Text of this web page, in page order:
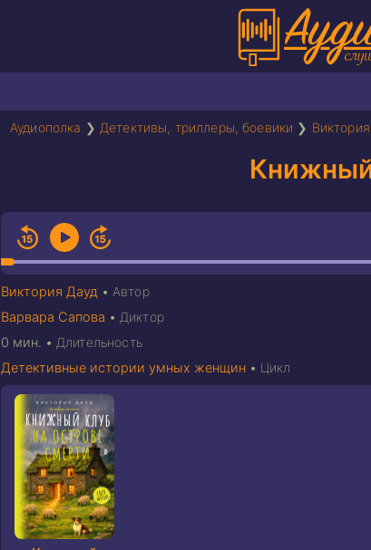
Аудиополка ❯ Детективы, триллеры, боевики ❯
Виктория Дауд • Автор
Варвара Сапова • Диктор
0 мин. • Длительность
Детективные истории умных женщин • Цикл